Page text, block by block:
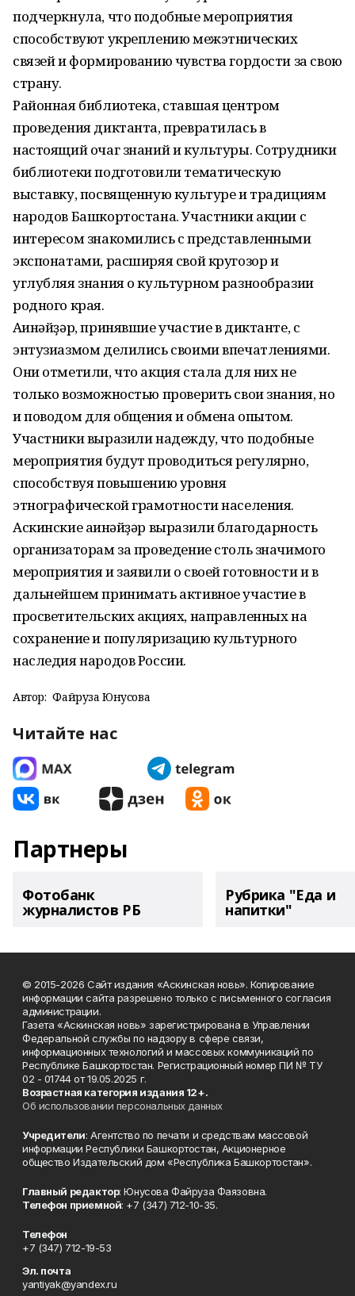
подчеркнула, что подобные мероприятия
способствуют укреплению межэтнических
связей и формированию чувства гордости за свою
страну.
Районная библиотека, ставшая центром
проведения диктанта, превратилась в
настоящий очаг знаний и культуры. Сотрудники
библиотеки подготовили тематическую
выставку, посвященную культуре и традициям
народов Башкортостана. Участники акции с
интересом знакомились с представленными
экспонатами, расширяя свой кругозор и
углубляя знания о культурном разнообразии
родного края.
Ағинәйҙәр, принявшие участие в диктанте, с
энтузиазмом делились своими впечатлениями.
Они отметили, что акция стала для них не
только возможностью проверить свои знания, но
и поводом для общения и обмена опытом.
Участники выразили надежду, что подобные
мероприятия будут проводиться регулярно,
способствуя повышению уровня
этнографической грамотности населения.
Аскинские ағинәйҙәр выразили благодарность
организаторам за проведение столь значимого
мероприятия и заявили о своей готовности и в
дальнейшем принимать активное участие в
просветительских акциях, направленных на
сохранение и популяризацию культурного
наследия народов России.
Автор: Файруза Юнусова
Читайте нас
Партнеры
Фотобанк
журналистов РБ
Рубрика "Еда и
напитки"
© 2015-2026 Сайт издания «Аскинская новь». Копирование
информации сайта разрешено только с письменного согласия
администрации.
Газета «Аскинская новь» зарегистрирована в Управлении
Федеральной службы по надзору в сфере связи,
информационных технологий и массовых коммуникаций по
Республике Башкортостан. Регистрационный номер ПИ № ТУ
02 - 01744 от 19.05.2025 г.
Возрастная категория издания 12+.
Об использовании персональных данных
Учредители: Агентство по печати и средствам массовой
информации Республики Башкортостан, Акционерное
общество Издательский дом «Республика Башкортостан».
Главный редактор: Юнусова Файруза Фаязовна.
Телефон приемной: +7 (347) 712-10-35.
Телефон
+7 (347) 712-19-53
Эл. почта
yantiyak@yandex.ru